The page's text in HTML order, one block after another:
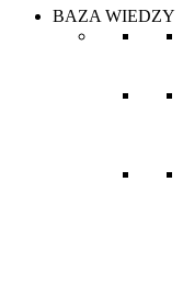
BAZA WIEDZY